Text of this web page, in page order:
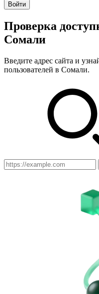
Войти
Проверка
Сомали
Введите адрес сайта и
пользователей в Сомали.